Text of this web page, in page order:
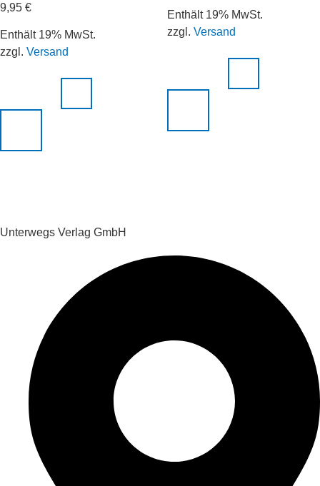
9,95 €
Enthält 19% MwSt.
zzgl. Versand
Enthält 19% MwSt.
zzgl. Versand
Unterwegs Verlag GmbH